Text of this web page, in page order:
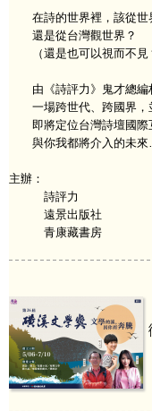
在詩的世界裡，該從世
還是從台灣觀世界？
（還是也可以視而不見
由《詩評力》鬼才總編
一場跨世代、跨國界，
即將定位台灣詩壇國際
與你我都將介入的未
主辦：
詩評力
遠景出版社
青康藏書房